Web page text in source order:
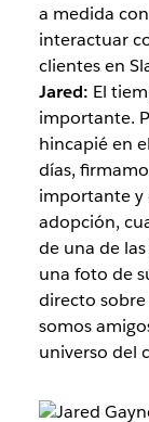
a medida
interactuar
clientes en
Jared: El
importante.
hincapié en
días,
importante y
adopción,
de una de
una foto de
directo
somos
universo del